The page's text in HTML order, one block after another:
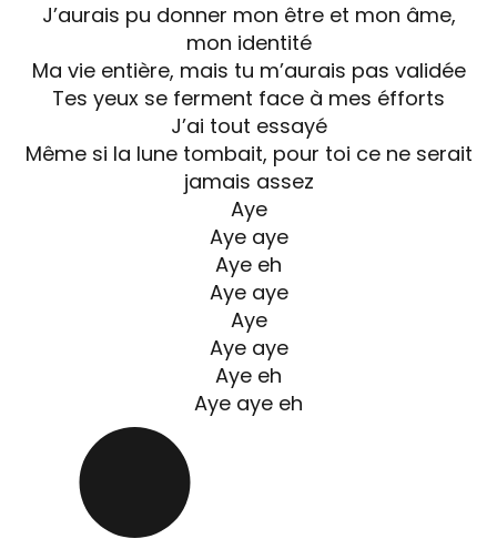
J’aurais pu donner mon être et mon âme,
mon identité
Ma vie entière, mais tu m’aurais pas validée
Tes yeux se ferment face à mes éfforts
J’ai tout essayé
Même si la lune tombait, pour toi ce ne serait
jamais assez
Aye
Aye aye
Aye eh
Aye aye
Aye
Aye aye
Aye eh
Aye aye eh